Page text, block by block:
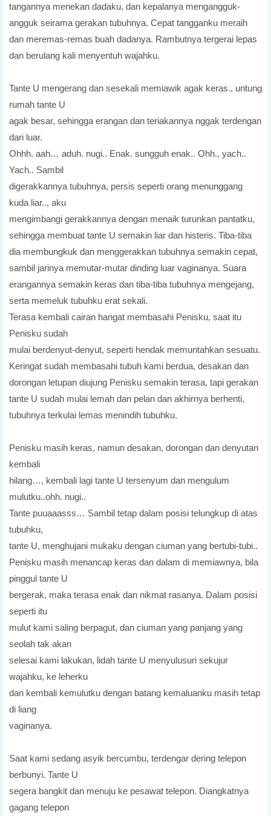
tangannya menekan dadaku, dan kepalanya mengangguk-
angguk seirama gerakan tubuhnya. Cepat tangganku meraih
dan meremas-remas buah dadanya. Rambutnya tergerai lepas
dan berulang kali menyentuh wajahku.
Tante U mengerang dan sesekali memiawik agak keras., untung
rumah tante U
agak besar, sehingga erangan dan teriakannya nggak terdengan
dari luar.
Ohhh. aah… aduh. nugi.. Enak. sungguh enak.. Ohh., yach..
Yach.. Sambil
digerakkannya tubuhnya, persis seperti orang menunggang
kuda liar.., aku
mengimbangi gerakkannya dengan menaik turunkan pantatku,
sehingga membuat tante U semakin liar dan histeris. Tiba-tiba
dia membungkuk dan menggerakkan tubuhnya semakin cepat,
sambil jarinya memutar-mutar dinding luar vaginanya. Suara
erangannya semakin keras dan tiba-tiba tubuhnya mengejang,
serta memeluk tubuhku erat sekali.
Terasa kembali cairan hangat membasahi Penisku, saat itu
Penisku sudah
mulai berdenyut-denyut, seperti hendak memuntahkan sesuatu.
Keringat sudah membasahi tubuh kami berdua, desakan dan
dorongan letupan diujung Penisku semakin terasa, tapi gerakan
tante U sudah mulai lemah dan pelan dan akhirnya berhenti,
tubuhnya terkulai lemas menindih tubuhku.
Penisku masih keras, namun desakan, dorongan dan denyutan
kembali
hilang…, kembali lagi tante U tersenyum dan mengulum
mulutku..ohh. nugi..
Tante puuaaasss… Sambil tetap dalam posisi telungkup di atas
tubuhku,
tante U, menghujani mukaku dengan ciuman yang bertubi-tubi..
Penisku masih menancap keras dan dalam di memiawnya, bila
pinggul tante U
bergerak, maka terasa enak dan nikmat rasanya. Dalam posisi
seperti itu
mulut kami saling berpagut, dan ciuman yang panjang yang
seolah tak akan
selesai kami lakukan, lidah tante U menyulusuri sekujur
wajahku, ke leherku
dan kembali kemulutku dengan batang kemaluanku masih tetap
di liang
vaginanya.
Saat kami sedang asyik bercumbu, terdengar dering telepon
berbunyi. Tante U
segera bangkit dan menuju ke pesawat telepon. Diangkatnya
gagang telepon